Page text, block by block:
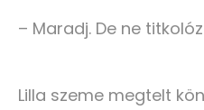
– Maradj. De ne
Lilla szeme megtelt